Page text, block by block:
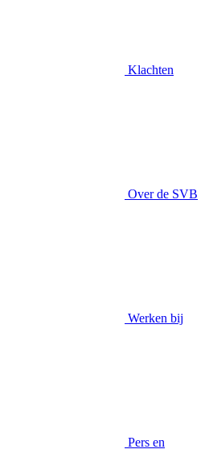
Klachten
Over de SVB
Werken bij
Pers en